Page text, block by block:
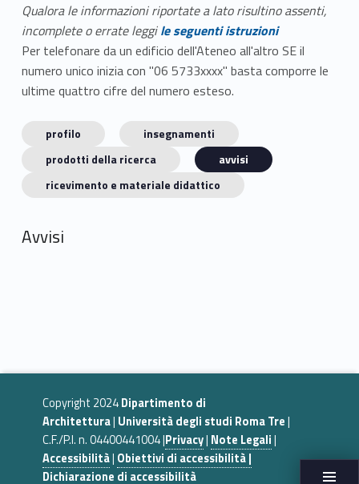
Qualora le informazioni riportate a lato risultino assenti,
incomplete o errate leggile seguenti istruzioni
Per telefonare da un edificio dell'Ateneo all'altro SE il
numero unico inizia con "06 5733xxxx" basta comporre le
ultime quattro cifre del numero esteso.
profilo
insegnamenti
prodotti della ricerca
avvisi
ricevimento e materiale didattico
Avvisi
Copyright 2024Dipartimento di
Architettura| Università degli studi Roma Tre|
C.F./P.I. n. 04400441004 |Privacy| Note Legali|
Accessibilità| Obiettivi di accessibilità |
Dichiarazione di accessibilità